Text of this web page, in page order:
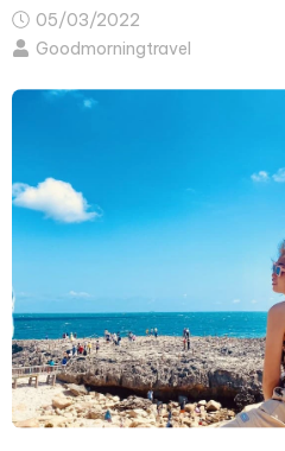
05/03/2022
Goodmorningtravel